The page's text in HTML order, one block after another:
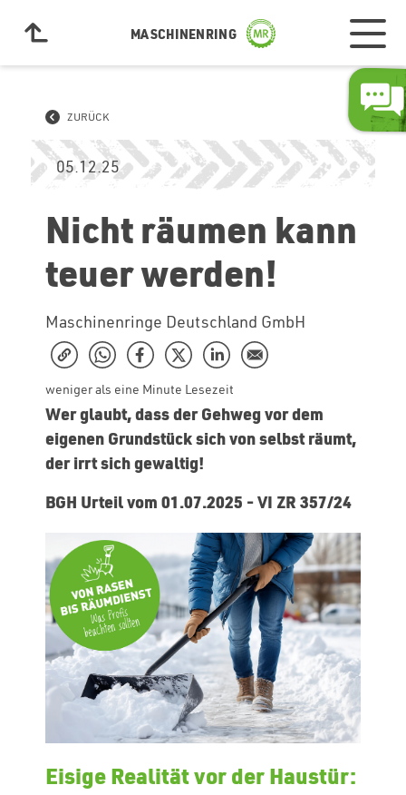
MASCHINENRING
ZURÜCK
05.12.25
Nicht räumen kann
teuer werden!
Maschinenringe Deutschland GmbH
weniger als eine Minute Lesezeit
Wer glaubt, dass der Gehweg vor dem
eigenen Grundstück sich von selbst räumt,
der irrt sich gewaltig!
BGH Urteil vom 01.07.2025 - VI ZR 357/24
Eisige Realität vor der Haustür: